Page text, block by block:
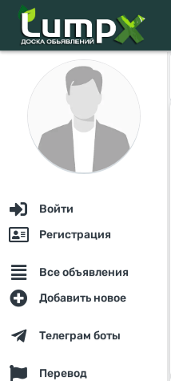
Войти
Регистрация
Все объявления
Добавить новое
Телеграм боты
Перевод